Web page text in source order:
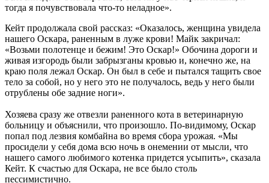
тогда я почувствовала что-то неладное».
Кейт продолжала свой рассказ: «Оказалось, женщина увидела
нашего Оскара, раненным в луже крови! Майк закричал:
«Возьми полотенце и бежим! Это Оскар!» Обочина дороги и
живая изгородь были забрызганы кровью и, конечно же, на
краю поля лежал Оскар. Он был в себе и пытался тащить свое
тело за собой, но у него это не получалось, ведь у него были
отрублены обе задние ноги».
Хозяева сразу же отвезли раненного кота в ветеринарную
больницу и объяснили, что произошло. По-видимому, Оскар
попал под лезвия комбайна во время сбора урожая. «Мы
просидели у себя дома всю ночь в онемении от мысли, что
нашего самого любимого котенка придется усыпить», сказала
Кейт. К счастью для Оскара, не все было столь
пессимистично.